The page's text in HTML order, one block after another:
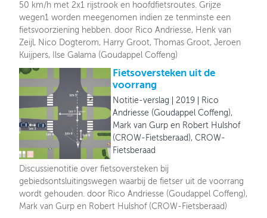
50 km/h met 2x1 rijstrook en hoofdfietsroutes. Grijze
wegen1 worden meegenomen indien ze tenminste een
fietsvoorziening hebben. door Rico Andriesse, Henk van
Zeijl, Nico Dogterom, Harry Groot, Thomas Groot, Jeroen
Kuijpers, Ilse Galama (Goudappel Coffeng)
Fietsoversteken uit de
voorrang
Notitie-verslag 2019
Rico
Andriesse (Goudappel Coffeng),
Mark van Gurp en Robert Hulshof
(CROW-Fietsberaad), CROW-
Fietsberaad
Discussienotitie over fietsoversteken bij
gebiedsontsluitingswegen waarbij de fietser uit de voorrang
wordt gehouden. door Rico Andriesse (Goudappel Coffeng),
Mark van Gurp en Robert Hulshof (CROW-Fietsberaad)